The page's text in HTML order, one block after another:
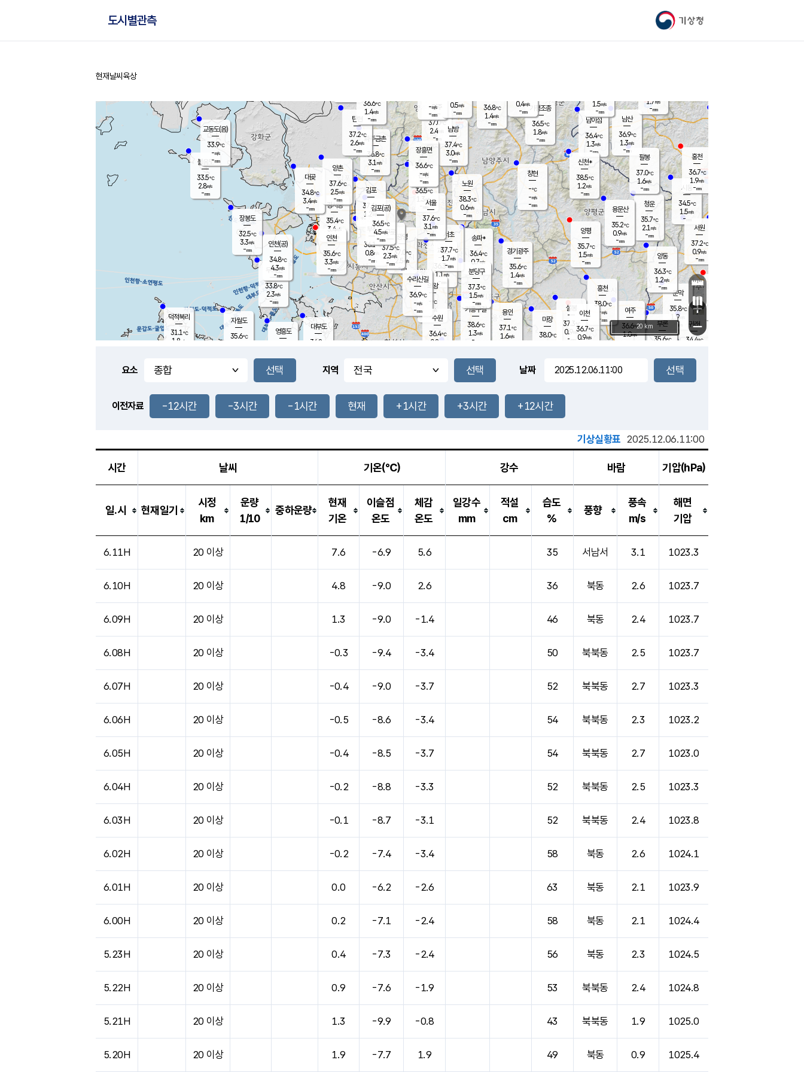
기상청
도시별관측
홈
현재날씨 육상
풍도
2.3m/s
문막
35.8℃
1.9m/s
mm
남이섬
36.4℃
1.3m/s
-mm
무의도
33.8℃
2.3m/s
-mm
영흥도
볼음도
33.5℃
2.8m/s
-mm
자월도
35.6℃
양주
37.0℃
2.4
-mm
부론
35.6℃
과천
36.3℃
1.1m/s
- mm
남산
36.9℃
1.3m/s
-mm
장봉도
32.5℃
3.3m/s
-mm
-mm
청운
35.7℃
2.1 m/s
-mm
팔봉
37.0℃
1.6m/s
-mm
-mm
용인
37.1℃
1.6m/s
여주
36.6℃
1.0m/s
양동
36.3℃
1.2m/s
-mm
경기광주
35.6℃
1.4m/s
-mm
장호원
1.5m/s
-mm
34.6
℃
대부도
34.8
-
경서동
35.4℃
3.4 m/s
-mm
파주금촌
36.8℃
3.1 m/s
-mm
가평조종
36.5℃
1.8m/s
-mm
36.8℃
1.4m/s
-mm
대곶
34.8℃
3.4m/s
-mm
신천*
38.5℃
1.2m/s
-mm
창현
-℃
-m/s
-mm
탄현
37.2℃
2.6m/s
-mm
0.4m/s
-mm
37.4℃
1.6m/s
-mm
흥천
38.0℃
-m/s
-mm
마장
38.0℃
의왕
- ℃
m/s
mm
김포
37.6℃
1.2 m/s
mm
설봉
37.3
0.9 m/s
- mm
광명
37.0
℃
2.5 m/s
-mm
부천
36.1℃
0.8m/s
-mm
-mm
양촌
37.6℃
2.5m/s
-mm
구로
37.5℃
2.3m/s
-mm
은평
36.5℃
1.3 m/s
- mm
노원
38.3℃
0.6m/s
-mm
송파*
36.4℃
0.7m/s
-mm
서초
37.7℃
1.7m/s
-mm
남방
37.4℃
3.0m/s
-mm
기흥구갈
38.6℃
1.3m/s
-
수리산길
36.9℃
-m/s
-mm
분당구
37.3℃
1.5m/s
-mm
장흥면
36.6℃
-m/s
-mm
-m/s
-mm
시동
34.5℃
1.5m/s
- mm
귀래
34.4℃
서원
37.2℃
0.9m/s
-mm
용문산
35.2℃
0.9m/s
-mm
덕적북리
31.1℃
1.8 m/s
인천(공)
34.8℃
4.3m/s
-mm
김포(공)
36.5℃
4.5m/s
-mm
교동도(음)
33.9℃
-m/s
-mm
홍천
36.7℃
1.9m/s
-mm
이천
36.7℃
0.9m/s
양평
35.7℃
1.5m/s
-mm
수원
36.4℃
0.8 m/s
인천
35.6℃
3.3m/s
-mm
서울
37.6℃
3.1 m/s
-mm
1.7 m/s
-mm
36.6℃
1.4m/s
-mm
0.5m/s
-mm
+
−
20 km
요소 지역 날짜
이전자료 -12시간 -3시간 -1시간 현재 +1시간 +3시간 +12시간
기상실황표 2025.12.06.11:00
시간 날씨 기온(℃) 강수 바람 기압(hPa)
일.시 현재일기
시정
km
운량
1/10
중하운량
현재
기온
이슬점
온도
체감
온도
일강수
mm
적설
cm
습도
%
풍향
풍속
m/s
해면
기압
6.11H 20 이상 7.6 -6.9 5.6 35 서남서 3.1 1023.3
6.10H 20 이상 4.8 -9.0 2.6 36 북동 2.6 1023.7
6.09H 20 이상 1.3 -9.0 -1.4 46 북동 2.4 1023.7
6.08H 20 이상 -0.3 -9.4 -3.4 50 북북동 2.5 1023.7
6.07H 20 이상 -0.4 -9.0 -3.7 52 북북동 2.7 1023.3
6.06H 20 이상 -0.5 -8.6 -3.4 54 북북동 2.3 1023.2
6.05H 20 이상 -0.4 -8.5 -3.7 54 북북동 2.7 1023.0
6.04H 20 이상 -0.2 -8.8 -3.3 52 북북동 2.5 1023.3
6.03H 20 이상 -0.1 -8.7 -3.1 52 북북동 2.4 1023.8
6.02H 20 이상 -0.2 -7.4 -3.4 58 북동 2.6 1024.1
6.01H 20 이상 0.0 -6.2 -2.6 63 북동 2.1 1023.9
6.00H 20 이상 0.2 -7.1 -2.4 58 북동 2.1 1024.4
5.23H 20 이상 0.4 -7.3 -2.4 56 북동 2.3 1024.5
5.22H 20 이상 0.9 -7.6 -1.9 53 북북동 2.4 1024.8
5.21H 20 이상 1.3 -9.9 -0.8 43 북북동 1.9 1025.0
5.20H 20 이상 1.9 -7.7 1.9 49 북동 0.9 1025.4